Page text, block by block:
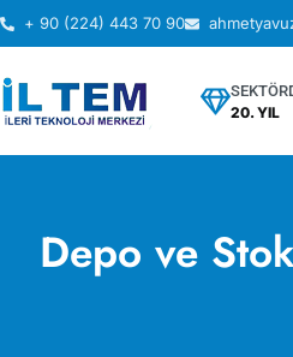
+ 90 (224) 443 70 90
20. YIL
Depo ve